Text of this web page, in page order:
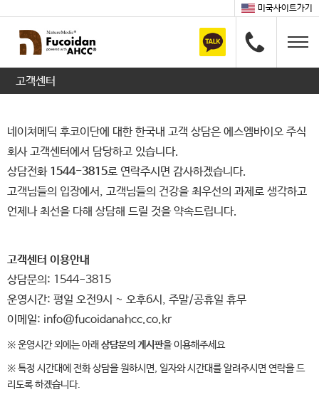
미국사이트가기
고객센터
네이쳐메딕 후코이단에 대한 한국내 고객 상담은 에스엠바이오 주식
회사 고객센터에서 담당하고 있습니다.
상담전화 1544-3815로 연락주시면 감사하겠습니다.
고객님들의 입장에서, 고객님들의 건강을 최우선의 과제로 생각하고
언제나 최선을 다해 상담해 드릴 것을 약속드립니다.
고객센터 이용안내
상담문의: 1544-3815
운영시간: 평일 오전9시 ~ 오후6시, 주말/공휴일 휴무
이메일: info@fucoidanahcc.co.kr
※ 운영시간 외에는 아래 상담문의 게시판을 이용해주세요
※ 특정 시간대에 전화 상담을 원하시면, 일자와 시간대를 알려주시면 연락을 드
리도록 하겠습니다.